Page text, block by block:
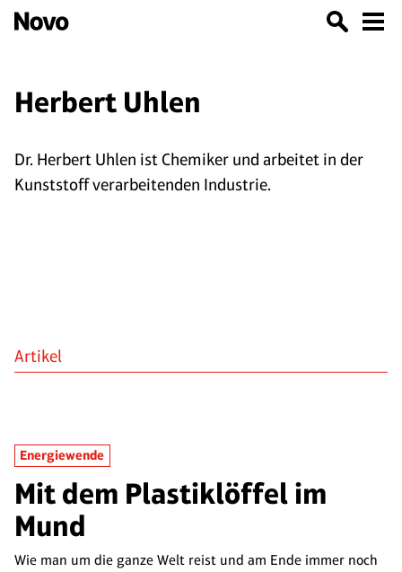
Herbert Uhlen
Dr. Herbert Uhlen ist Chemiker und arbeitet in der
Kunststoff verarbeitenden Industrie.
Artikel
Energiewende
Mit dem Plastiklöffel im
Mund
Wie man um die ganze Welt reist und am Ende immer noch